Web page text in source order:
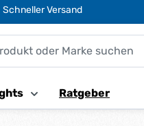
Schneller Versand
Ratgeber